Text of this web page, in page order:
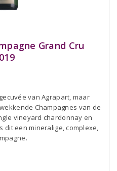
Grand Cru
van Agrapart, maar
Champagnes van de
vineyard chardonnay en
dit een mineralige, complexe,